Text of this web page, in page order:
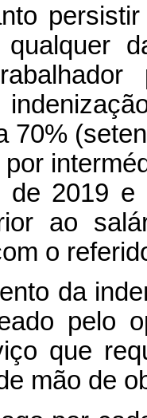
qualquer
70%
de 2019
ao
o
da
pelo
que
mão de